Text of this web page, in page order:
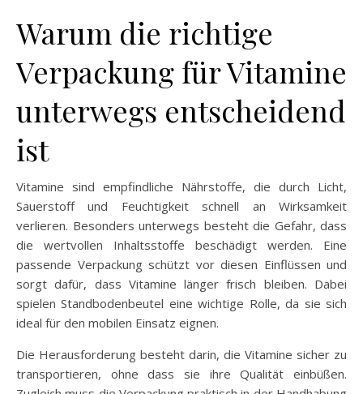
Warum die richtige
Verpackung für Vitamine
unterwegs entscheidend
ist
Vitamine sind empfindliche Nährstoffe, die durch Licht,
Sauerstoff und Feuchtigkeit schnell an Wirksamkeit
verlieren. Besonders unterwegs besteht die Gefahr, dass
die wertvollen Inhaltsstoffe beschädigt werden. Eine
passende Verpackung schützt vor diesen Einflüssen und
sorgt dafür, dass Vitamine länger frisch bleiben. Dabei
spielen Standbodenbeutel eine wichtige Rolle, da sie sich
ideal für den mobilen Einsatz eignen.
Die Herausforderung besteht darin, die Vitamine sicher zu
transportieren, ohne dass sie ihre Qualität einbüßen.